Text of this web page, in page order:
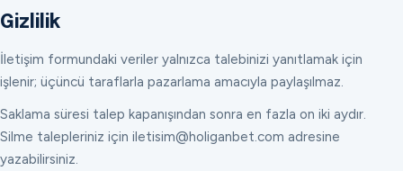
Gizlilik
İletişim formundaki veriler yalnızca talebinizi yanıtlamak için
işlenir; üçüncü taraflarla pazarlama amacıyla paylaşılmaz.
Saklama süresi talep kapanışından sonra en fazla on iki aydır.
Silme talepleriniz için iletisim@holiganbet.com adresine
yazabilirsiniz.